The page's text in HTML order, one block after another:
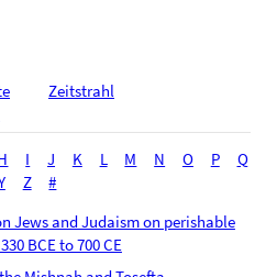
Zeitstrahl
I J K L M N O P
Q
Z #
Jews and Judaism on perishable
BCE to 700 CE